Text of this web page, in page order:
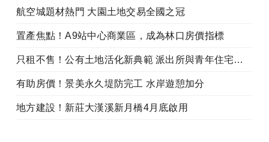
航空城題材熱門 大園土地交易全國之冠
置產焦點！A9站中心商業區，成為林口房價指標
只租不售！公有土地活化新典範 派出所與青年住宅共構
有助房價！景美永久堤防完工 水岸遊憩加分
地方建設！新莊大漢溪新月橋4月底啟用